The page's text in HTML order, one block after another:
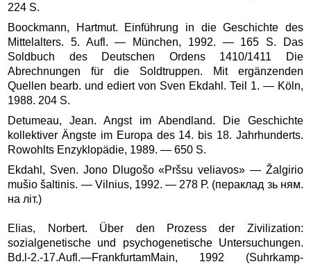
224 S.
Boockmann, Hartmut. Einführung in die Geschichte des
Mittelalters. 5. Aufl. — München, 1992. — 165 S. Das
Soldbuch des Deutschen Ordens 1410/1411 Die
Abrechnungen für die Soldtruppen. Mit ergänzenden
Quellen bearb. und ediert von Sven Ekdahl. Teil 1. — Köln,
1988. 204 S.
Detumeau, Jean. Angst im Abendland. Die Geschichte
kollektiver Ängste im Europa des 14. bis 18. Jahrhunderts.
Rowohlts Enzyklopädie, 1989. — 650 S.
Ekdahl, Sven. Jono Dlugošo «Pršsu veliavos» — Žalgirio
mušio šaltinis. — Vilnius, 1992. — 278 Р. (пераклад зь ням.
на літ.)
Elias, Norbert. Über den Prozess der Zivilization:
sozialgenetische und psychogenetische Untersuchungen.
Bd.l-2.-17.Aufl.—FrankfurtamMain, 1992 (Suhrkamp-